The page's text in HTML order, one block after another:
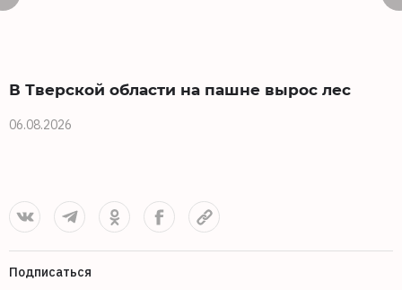
В Тверской области на пашне вырос лес
06.08.2026
Подписаться